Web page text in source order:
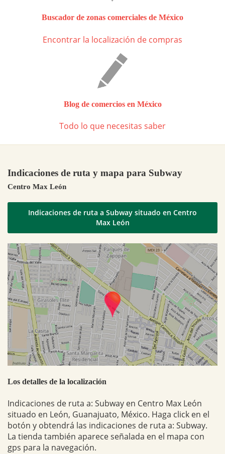
Buscador de zonas comerciales de México
Encontrar la localización de compras
Blog de comercios en México
Todo lo que necesitas saber
Indicaciones de ruta y mapa para Subway
Centro Max León
Indicaciones de ruta a Subway situado en Centro
Max León
Los detalles de la localización
Indicaciones de ruta a: Subway en Centro Max León
situado en León, Guanajuato, México. Haga click en el
botón y obtendrá las indicaciones de ruta a: Subway.
La tienda también aparece señalada en el mapa con
gps para la navegación.